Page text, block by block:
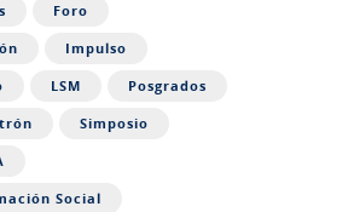
Foro
Impulso
LSM Posgrados
Simposio
Social